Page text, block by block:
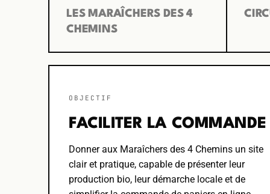
LES MARAÎCHERS DES 4
CHEMINS
OBJECTIF
FACILITER LA COMMANDE
Donner aux Maraîchers des 4 Chemins un site
clair et pratique, capable de présenter leur
production bio, leur démarche locale et de